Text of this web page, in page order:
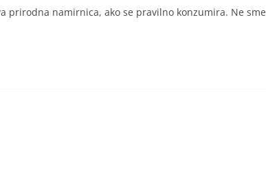
prirodna namirnica, ako se pravilno konzumira. Ne sme